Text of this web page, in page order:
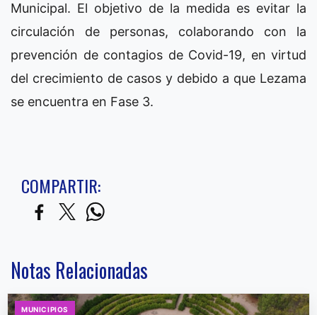
Municipal. El objetivo de la medida es evitar la
circulación de personas, colaborando con la
prevención de contagios de Covid-19, en virtud
del crecimiento de casos y debido a que Lezama
se encuentra en Fase 3.
COMPARTIR:
Notas Relacionadas
MUNICIPIOS